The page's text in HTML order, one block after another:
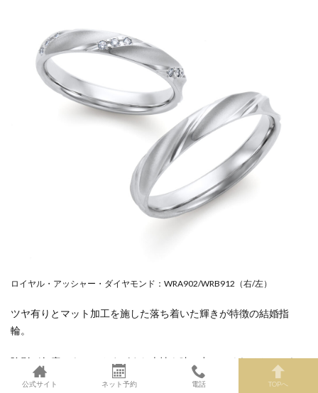
ロイヤル・アッシャー・ダイヤモンド：WRA902/WRB912（右/左）
ツヤ有りとマット加工を施した落ち着いた輝きが特徴の結婚指
輪。
陰影が角度によってさまざまな表情を映し出してくれるおしゃれ
なデザインです。
公式サイト ネット予約 電話 TOPへ